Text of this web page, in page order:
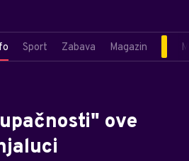
Sport Zabava Magazin
ove